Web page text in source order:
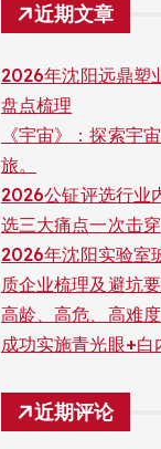
近期文章
2026年沈阳远鼎塑
盘点梳理
《宇宙》：探索宇
旅。
2026公钲评选行业
选三大痛点一次击穿
2026年沈阳实验室
质企业梳理及避坑
高龄、高危、高难
成功实施青光眼+白
近期评论